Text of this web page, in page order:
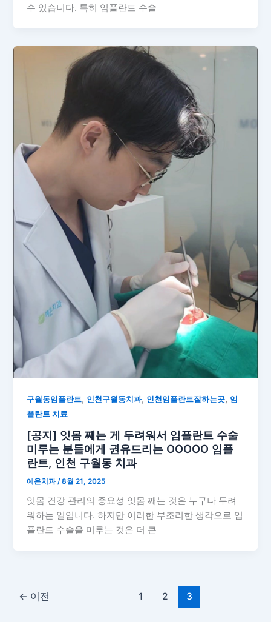
수 있습니다. 특히 임플란트 수술
구월동임플란트, 인천구월동치과, 인천임플란트잘하는곳, 임
플란트 치료
[공지] 잇몸 째는 게 두려워서 임플란트 수술
미루는 분들에게 권유드리는 OOOOO 임플
란트, 인천 구월동 치과
예온치과 /8월 21, 2025
잇몸 건강 관리의 중요성 잇몸 째는 것은 누구나 두려
워하는 일입니다. 하지만 이러한 부조리한 생각으로 임
플란트 수술을 미루는 것은 더 큰
← 이전 1 2 3